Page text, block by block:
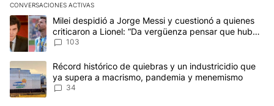
CONVERSACIONES ACTIVAS
Este listado muestra los artículos con más comentarios en los
Un artículo de tendencia con el título "Milei despidió a Jorge
Milei despidió a Jorge Messi y cuestionó a quienes
criticaron a Lionel: “Da vergüenza pensar que hubo
anti-Messi”
103
Un artículo de tendencia con el título "Récord histórico de
Récord histórico de quiebras y un industricidio que
ya supera a macrismo, pandemia y menemismo
34